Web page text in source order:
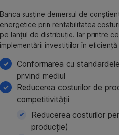
Banca susține demersul de
energetice prin rentabilitatea
pe lanțul de distribuție. Iar printre
implementării investițiilor în
Conformarea cu
privind mediul
Reducerea costurilor de
competitivității
Reducerea costurilor
producție)